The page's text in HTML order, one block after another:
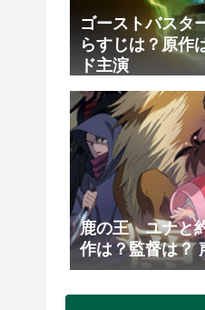
ゴーストバスタ
らすじは？原作
ド主演
鹿の王 ユナと
作は？監督は